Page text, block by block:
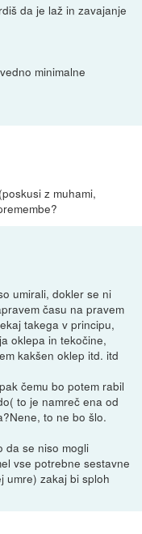
da je laž in zavajanje
minimalne
z muhami,
umirali, dokler se ni
času na pravem
takega v principu,
oklepa in tekočine,
kakšen oklep itd. itd
čemu bo potem rabil
to je namreč ena od
to ne bo šlo.
da se niso mogli
vse potrebne sestavne
umre) zakaj bi sploh